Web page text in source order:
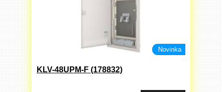
Novinka
KLV-48UPM-F (178832)